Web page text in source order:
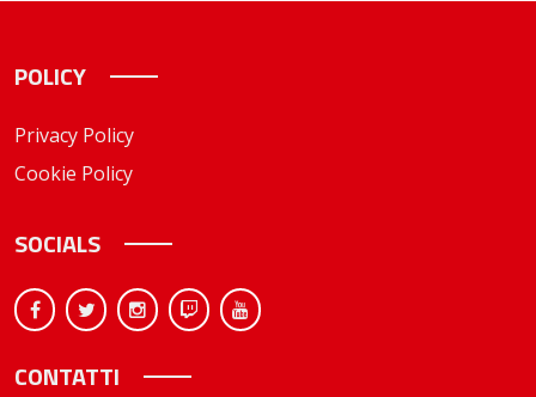
POLICY
Privacy Policy
Cookie Policy
SOCIALS
CONTATTI